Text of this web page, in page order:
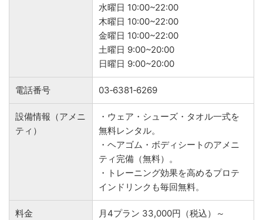
水曜日 10:00~22:00
木曜日 10:00~22:00
金曜日 10:00~22:00
土曜日 9:00~20:00
日曜日 9:00~20:00
電話番号 03‐6381‐6269
設備情報（アメニ
ティ）
・ウェア・シューズ・タオル一式を
無料レンタル。
・ヘアゴム・ボディシートのアメニ
ティ完備（無料）。
・トレーニング効果を高めるプロテ
インドリンクも毎回無料。
料金
月4プラン 33,000円（税込）～